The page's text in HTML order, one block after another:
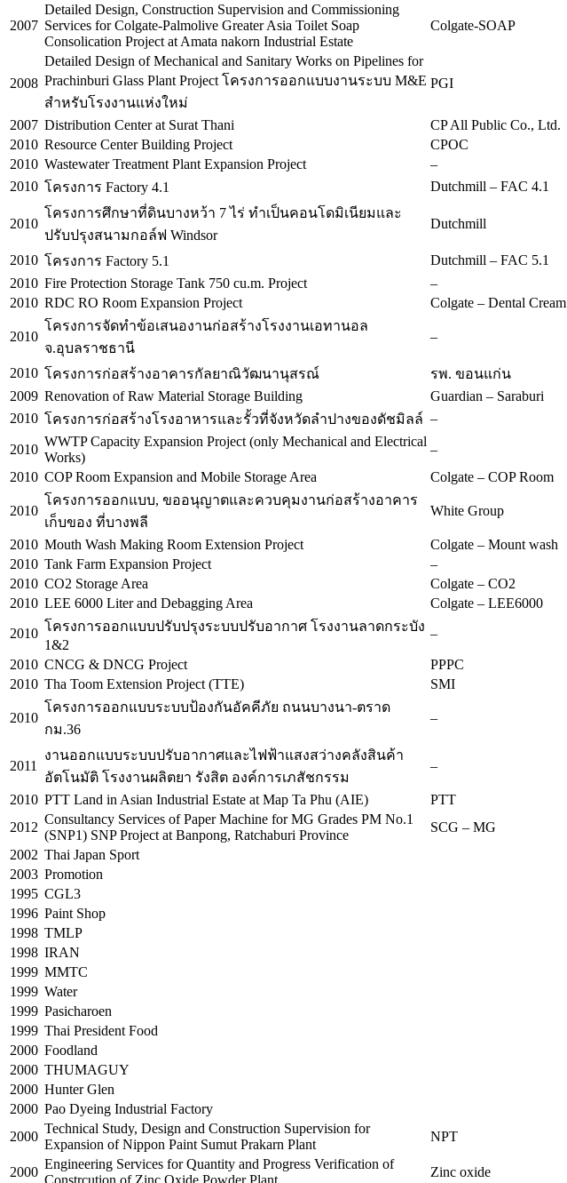
2007
Detailed Design, Construction Supervision and Commissioning
Services for Colgate-Palmolive Greater Asia Toilet Soap
Consolication Project at Amata nakorn Industrial Estate
Colgate-SOAP
2008
Detailed Design of Mechanical and Sanitary Works on Pipelines for
Prachinburi Glass Plant Project โครงการออกแบบงานระบบ M&E
สำหรับโรงงานแห่งใหม่
PGI
2007 Distribution Center at Surat Thani CP All Public Co., Ltd.
2010 Resource Center Building Project CPOC
2010 Wastewater Treatment Plant Expansion Project –
2010 โครงการ Factory 4.1 Dutchmill – FAC 4.1
2010
โครงการศึกษาที่ดินบางหว้า 7 ไร่ ทำเป็นคอนโดมิเนียมและ
ปรับปรุงสนามกอล์ฟ Windsor
Dutchmill
2010 โครงการ Factory 5.1 Dutchmill – FAC 5.1
2010 Fire Protection Storage Tank 750 cu.m. Project –
2010 RDC RO Room Expansion Project Colgate – Dental Cream
2010
โครงการจัดทำข้อเสนองานก่อสร้างโรงงานเอทานอล
จ.อุบลราชธานี
–
2010 โครงการก่อสร้างอาคารกัลยาณิวัฒนานุสรณ์ รพ. ขอนแก่น
2009 Renovation of Raw Material Storage Building Guardian – Saraburi
2010 โครงการก่อสร้างโรงอาหารและรั้วที่จังหวัดลำปางของดัชมิลล์ –
2010
WWTP Capacity Expansion Project (only Mechanical and Electrical
Works)
–
2010 COP Room Expansion and Mobile Storage Area Colgate – COP Room
2010
โครงการออกแบบ, ขออนุญาตและควบคุมงานก่อสร้างอาคาร
เก็บของ ที่บางพลี
White Group
2010 Mouth Wash Making Room Extension Project Colgate – Mount wash
2010 Tank Farm Expansion Project –
2010 CO2 Storage Area Colgate – CO2
2010 LEE 6000 Liter and Debagging Area Colgate – LEE6000
2010 โครงการออกแบบปรับปรุงระบบปรับอากาศ โรงงานลาดกระบัง
1&2
–
2010 CNCG & DNCG Project PPPC
2010 Tha Toom Extension Project (TTE) SMI
2010
โครงการออกแบบระบบป้องกันอัคคีภัย ถนนบางนา-ตราด
กม.36
–
2011
งานออกแบบระบบปรับอากาศและไฟฟ้าแสงสว่างคลังสินค้า
อัตโนมัติ โรงงานผลิตยา รังสิต องค์การเภสัชกรรม
–
2010 PTT Land in Asian Industrial Estate at Map Ta Phu (AIE) PTT
2012
Consultancy Services of Paper Machine for MG Grades PM No.1
(SNP1) SNP Project at Banpong, Ratchaburi Province
SCG – MG
2002 Thai Japan Sport
2003 Promotion
1995 CGL3
1996 Paint Shop
1998 TMLP
1998 IRAN
1999 MMTC
1999 Water
1999 Pasicharoen
1999 Thai President Food
2000 Foodland
2000 THUMAGUY
2000 Hunter Glen
2000 Pao Dyeing Industrial Factory
2000
Technical Study, Design and Construction Supervision for
Expansion of Nippon Paint Sumut Prakarn Plant
NPT
2000
Engineering Services for Quantity and Progress Verification of
Constrcution of Zinc Oxide Powder Plant
Zinc oxide